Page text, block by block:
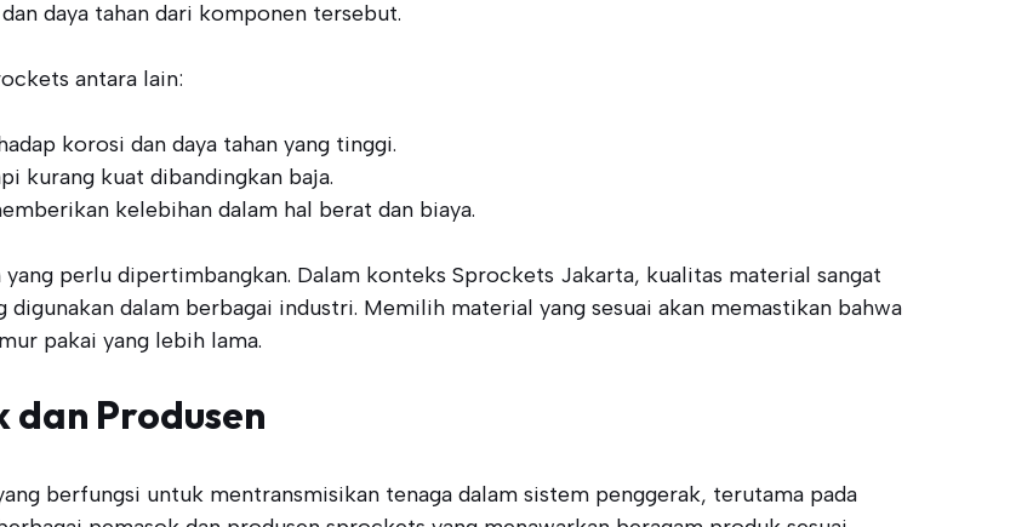
daya tahan dari komponen tersebut.
antara lain:
korosi dan daya tahan yang tinggi.
kurang kuat dibandingkan baja.
kelebihan dalam hal berat dan biaya.
perlu dipertimbangkan. Dalam konteks Sprockets Jakarta, kualitas material sangat
dalam berbagai industri. Memilih material yang sesuai akan memastikan bahwa
pakai yang lebih lama.
Produsen
berfungsi untuk mentransmisikan tenaga dalam sistem penggerak, terutama pada